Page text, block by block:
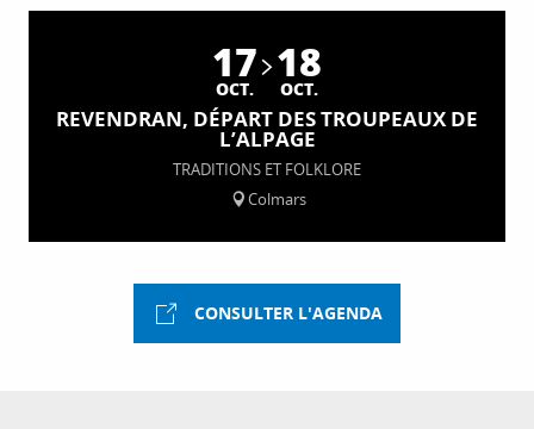
17
OCT. 18
OCT.
REVENDRAN, DÉPART DES TROUPEAUX DE
L’ALPAGE
TRADITIONS ET FOLKLORE
Colmars
CONSULTER L'AGENDA